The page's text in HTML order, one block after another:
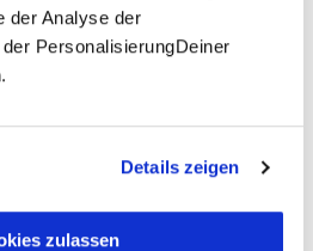
der Analyse der
PersonalisierungDeiner
Details zeigen
zulassen
zur Buchung?
- 6583 80 80
sich in der Vergangenheit